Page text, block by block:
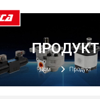
ПРОДУКТ
Дом Продукт